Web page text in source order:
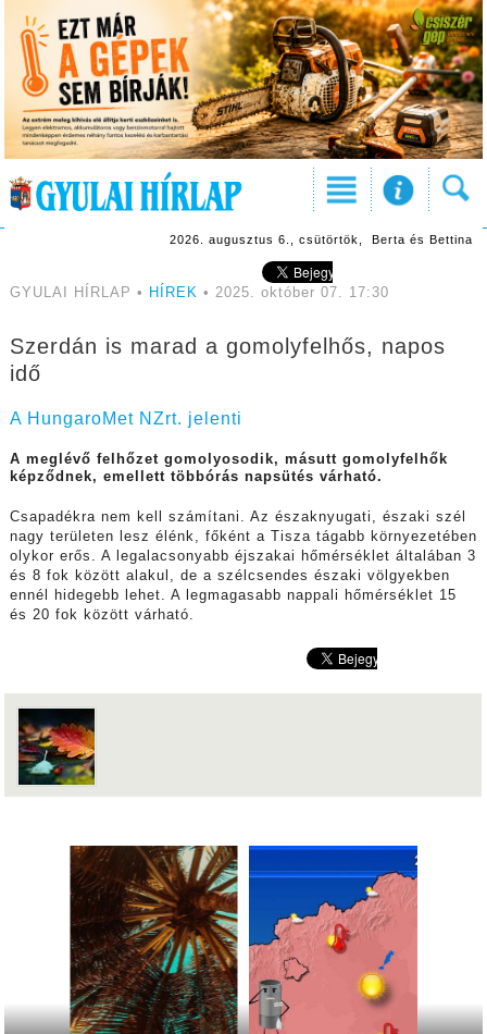
2026. augusztus 6., csütörtök, Berta és Bettina
GYULAI HÍRLAP • HÍREK • 2025. október 07. 17:30
Szerdán is marad a gomolyfelhős, napos
idő
A HungaroMet NZrt. jelenti
A meglévő felhőzet gomolyosodik, másutt gomolyfelhők
képződnek, emellett többórás napsütés várható.
Csapadékra nem kell számítani. Az északnyugati, északi szél
nagy területen lesz élénk, főként a Tisza tágabb környezetében
olykor erős. A legalacsonyabb éjszakai hőmérséklet általában 3
és 8 fok között alakul, de a szélcsendes északi völgyekben
ennél hidegebb lehet. A legmagasabb nappali hőmérséklet 15
és 20 fok között várható.